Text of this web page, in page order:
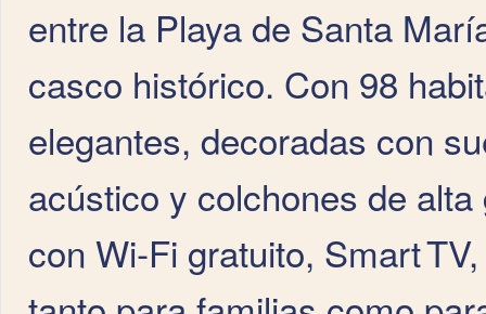
entre la Playa de Santa
casco histórico. Con 98
elegantes, decoradas con
acústico y colchones de
con Wi‑Fi gratuito, Smart